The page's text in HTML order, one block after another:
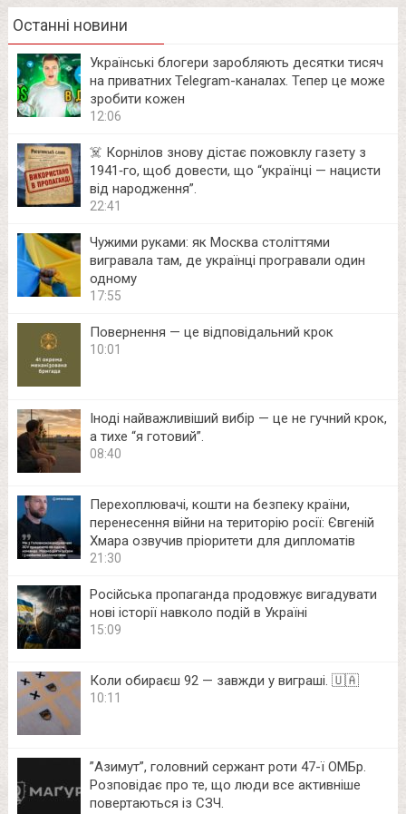
Останні новини
Українські блогери заробляють десятки тисяч
на приватних Telegram-каналах. Тепер це може
зробити кожен
12:06
☠️ Корнілов знову дістає пожовклу газету з
1941‑го, щоб довести, що “українці — нацисти
від народження”.
22:41
Чужими руками: як Москва століттями
вигравала там, де українці програвали один
одному
17:55
Повернення — це відповідальний крок
10:01
Іноді найважливіший вибір — це не гучний крок,
а тихе “я готовий”.
08:40
Перехоплювачі, кошти на безпеку країни,
перенесення війни на територію росії: Євгеній
Хмара озвучив пріоритети для дипломатів
21:30
Російська пропаганда продовжує вигадувати
нові історії навколо подій в Україні
15:09
Коли обираєш 92 — завжди у виграші. 🇺🇦
10:11
⁨”Азимут”, головний сержант роти 47-ї ОМБр.
Розповідає про те, що люди все активніше
повертаються із СЗЧ.